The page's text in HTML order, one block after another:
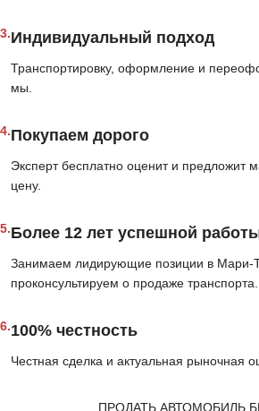
3.Индивидуальный подход
Транспортировку, оформление и
мы.
4.Покупаем дорого
Эксперт бесплатно оценит и предложит
цену.
5.Более 12 лет успешной
Занимаем лидирующие позиции в Мари-
проконсультируем о продаже транспорта.
6.100% честность
Честная сделка и актуальная рыночная
ПРОДАТЬ АВТОМОБИЛЬ